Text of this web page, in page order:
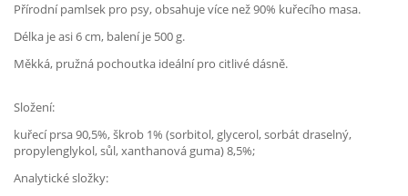
Přírodní pamlsek pro psy, obsahuje více než 90% kuřecího masa.
Délka je asi 6 cm, balení je 500 g.
Měkká, pružná pochoutka ideální pro citlivé dásně.
Složení:
kuřecí prsa 90,5%, škrob 1% (sorbitol, glycerol, sorbát draselný,
propylenglykol, sůl, xanthanová guma) 8,5%;
Analytické složky: